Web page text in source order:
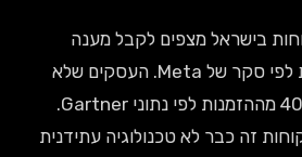
מהלקוחות בישראל מצפים לקבל מענה
בווטסאפ תוך 10 דקות לפי סקר של Meta. העסקים שלא
עונים בזמן מאבדים 40% מההזמנות לפי נתוני Gartner.
זה כבר לא טכנולוגיה עתידנית